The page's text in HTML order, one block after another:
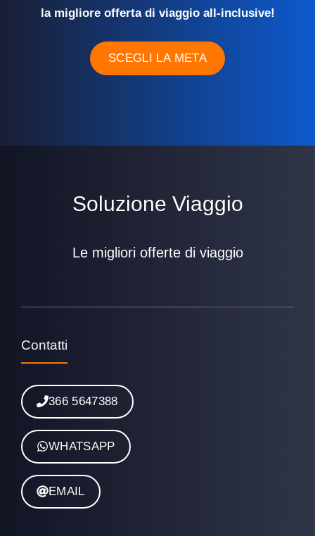
la migliore offerta di viaggio all-inclusive!
SCEGLI LA META
Soluzione Viaggio
Le migliori offerte di viaggio
Contatti
366 5647388
WHATSAPP
EMAIL